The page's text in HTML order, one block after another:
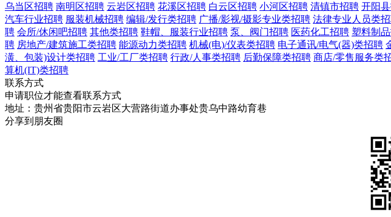
乌当区招聘 南明区招聘 云岩区招聘 花溪区招聘 白云区招聘 小河区招聘 清镇市招聘 开阳
汽车行业招聘 服装机械招聘 编辑/发行类招聘 广播/影视/摄影专业类招聘 法律专业人员类
聘 会所/休闲吧招聘 其他类招聘 鞋帽、服装行业招聘 泵、阀门招聘 医药化工招聘 塑料制
聘 房地产/建筑施工类招聘 能源动力类招聘 机械(电)/仪表类招聘 电子通讯/电气(器)类招聘
潢、包装)设计类招聘 工业/工厂类招聘 行政/人事类招聘 后勤保障类招聘 商店/零售服务类
算机(IT)类招聘
联系方式
申请职位才能查看联系方式
地址：贵州省贵阳市云岩区大营路街道办事处贵乌中路幼育巷
分享到朋友圈